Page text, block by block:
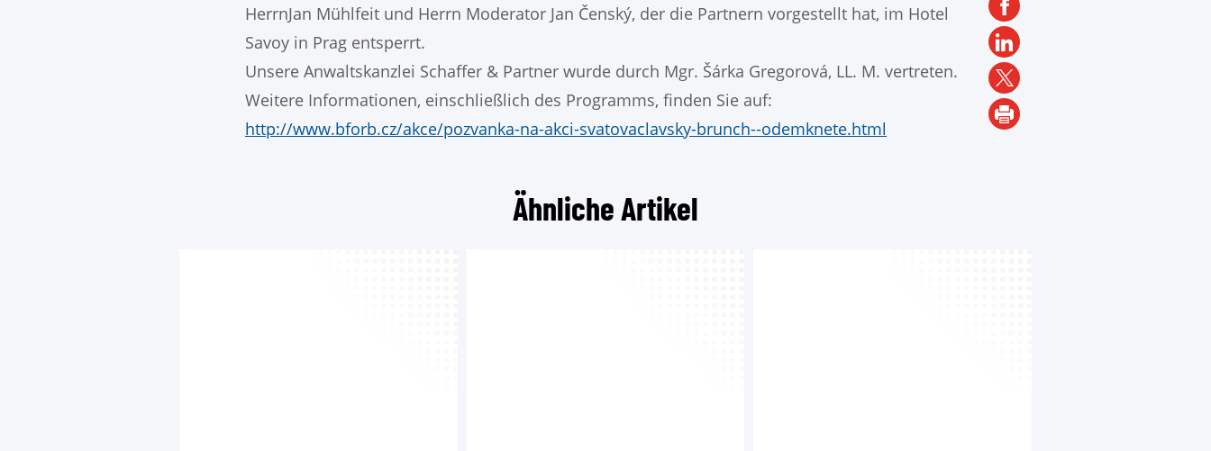
HerrnJan Mühlfeit und Herrn Moderator Jan Čenský, der die Partnern vorgestellt hat, im Hotel
Savoy in Prag entsperrt.
Unsere Anwaltskanzlei Schaffer & Partner wurde durch Mgr. Šárka Gregorová, LL. M. vertreten.
Weitere Informationen, einschließlich des Programms, finden Sie auf:
http://www.bforb.cz/akce/pozvanka-na-akci-svatovaclavsky-brunch--odemknete.html
Ähnliche Artikel